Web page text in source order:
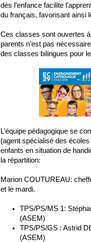
dès l’enfance facilite
du français, favorisant ainsi
Ces classes sont ouvertes
parents n’est pas
des classes bilingues pour
L’équipe pédagogique se
(agent spécialisé des
enfants en situation de
la répartition:
Marion COUTUREAU:
et le mardi.
TPS/PS/MS 1:
(ASEM)
TPS/PS/GS : Astrid
(ASEM)